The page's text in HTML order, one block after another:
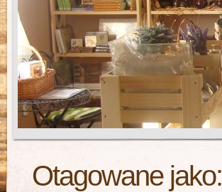
Otagowane jako: